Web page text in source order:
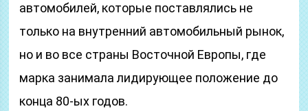
автомобилей, которые поставлялись не
только на внутренний автомобильный рынок,
но и во все страны Восточной Европы, где
марка занимала лидирующее положение до
конца 80-ых годов.